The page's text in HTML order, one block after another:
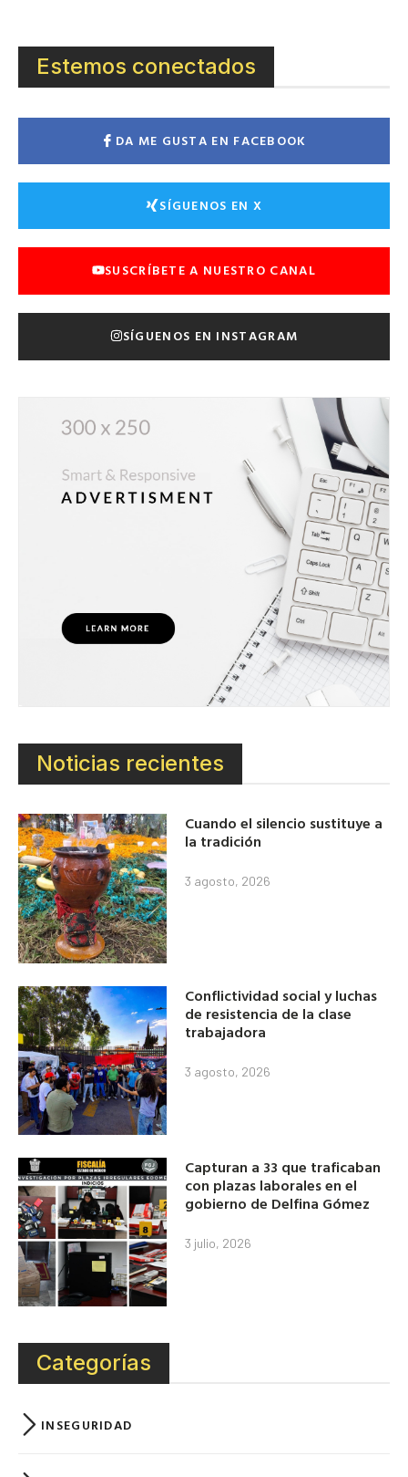
Estemos conectados
DA ME GUSTA EN FACEBOOK
SÍGUENOS EN X
SUSCRÍBETE A NUESTRO CANAL
SÍGUENOS EN INSTAGRAM
Noticias recientes
Cuando el silencio sustituye a
la tradición
3 agosto, 2026
Conflictividad social y luchas
de resistencia de la clase
trabajadora
3 agosto, 2026
Capturan a 33 que traficaban
con plazas laborales en el
gobierno de Delfina Gómez
3 julio, 2026
Categorías
INSEGURIDAD